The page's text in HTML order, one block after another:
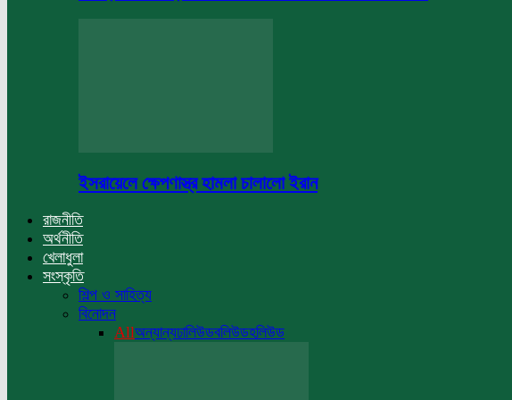
ইসরায়েলে ক্ষেপণাস্ত্র হামলা চালালো ইরান
রাজনীতি
অর্থনীতি
খেলাধুলা
সংস্কৃতি
শিল্প ও সাহিত্য
বিনোদন
Allঅন্যান্যঢালিউডবলিউডহলিউড